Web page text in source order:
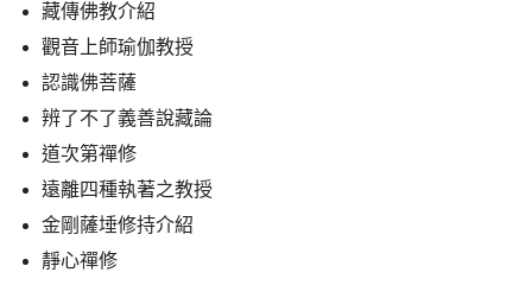
藏傳佛教介紹
觀音上師瑜伽教授
認識佛菩薩
辨了不了義善說藏論
道次第禪修
遠離四種執著之教授
金剛薩埵修持介紹
靜心禪修